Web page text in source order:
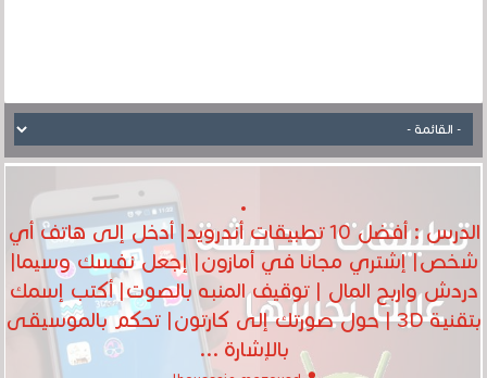
الدرس : أفضل 10 تطبيقات أندرويد| أدخل إلى هاتف أي
شخص| إشتري مجانا في أمازون| إجعل نفسك وسيما|
دردش واربح المال | توقيف المنبه بالصوت| أكتب إسمك
بتقنية 3D | حول صورتك إلى كارتون| تحكم بالموسيقى
بالإشارة ...